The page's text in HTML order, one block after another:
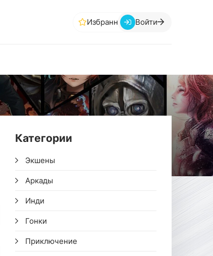
Избранное Войти
Категории
Экшены
Аркады
Инди
Гонки
Приключение